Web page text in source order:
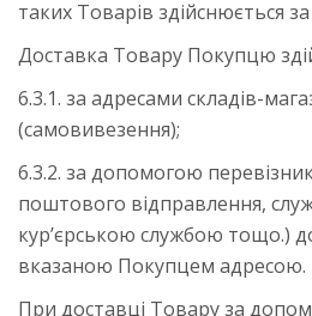
таких Товарів здійснюється
Доставка Товару Покупцю
6.3.1. за адресами складів-
(самовивезення);
6.3.2. за допомогою
поштового відправлення,
кур’єрською службою тощо.)
вказаною Покупцем адресою.
При доставці Товару за